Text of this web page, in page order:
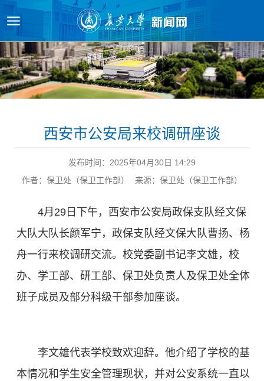
西安市公安局来校调研座谈
发布时间：2025年04月30日 14:29
作者：保卫处（保卫工作部）
来源：保卫处（保卫工作部）
4月29日下午，西安市公安局政保支队经文保
大队大队长颜军宁，政保支队经文保大队曹扬、杨
舟一行来校调研交流。校党委副书记李文雄，校
办、学工部、研工部、保卫处负责人及保卫处全体
班子成员及部分科级干部参加座谈。
李文雄代表学校致欢迎辞。他介绍了学校的基
本情况和学生安全管理现状，并对公安系统一直以
原图